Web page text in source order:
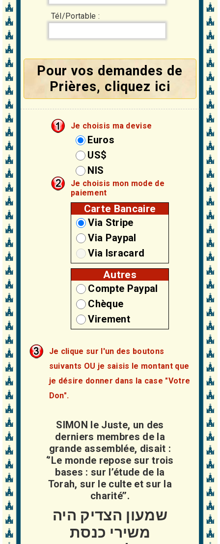
Tél/Portable :
Pour vos demandes de
Prières, cliquez ici
Je choisis ma devise
Euros
US$
NIS
Je choisis mon mode de
paiement
Carte Bancaire
Via Stripe
Via Paypal
Via Isracard
Autres
Compte Paypal
Chèque
Virement
Je clique sur l'un des boutons
suivants OU je saisis le montant que
je désire donner dans la case "Votre
Don".
SIMON le Juste, un des
derniers membres de la
grande assemblée, disait :
‘’Le monde repose sur trois
bases : sur l’étude de la
Torah, sur le culte et sur la
charité’’.
שמעון הצדיק היה
משירי כנסת